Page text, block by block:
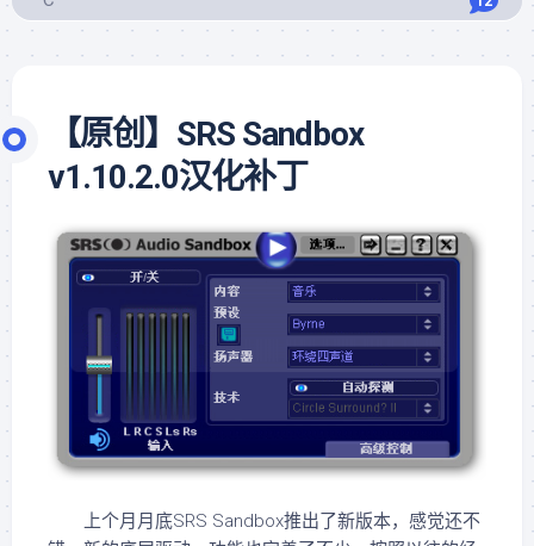
【原创】SRS Sandbox
v1.10.2.0汉化补丁
上个月月底SRS Sandbox推出了新版本，感觉还不